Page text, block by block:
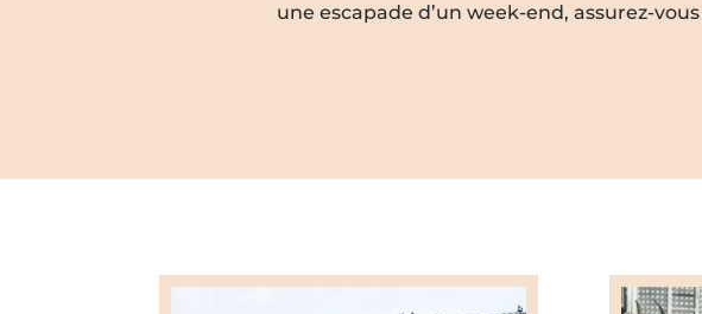
une escapade d’un week-end, assurez-